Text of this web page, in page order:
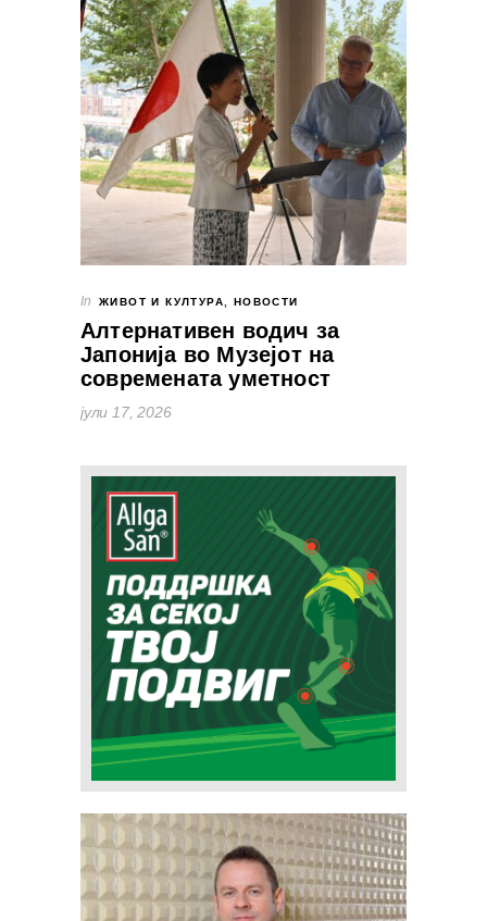
In ЖИВОТ И КУЛТУРА, НОВОСТИ
Алтернативен водич за
Јапонија во Музејот на
современата уметност
јули 17, 2026